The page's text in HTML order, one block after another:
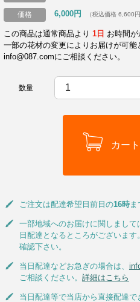
価格 6,000円 （税込価格 6,600円
この商品は通常商品より1日 お時間が
一部の花材の変更によりお届けが可
info@087.comにご相談ください。
数量
ご注文は配達希望日前日の16時ま
一部地域へのお届けに関しまし
日配達となるところがございます
確認下さい。
当日配達などお急ぎの場合は、
ご相談ください。 詳細はこちら
当日配達等で当店から直接配達